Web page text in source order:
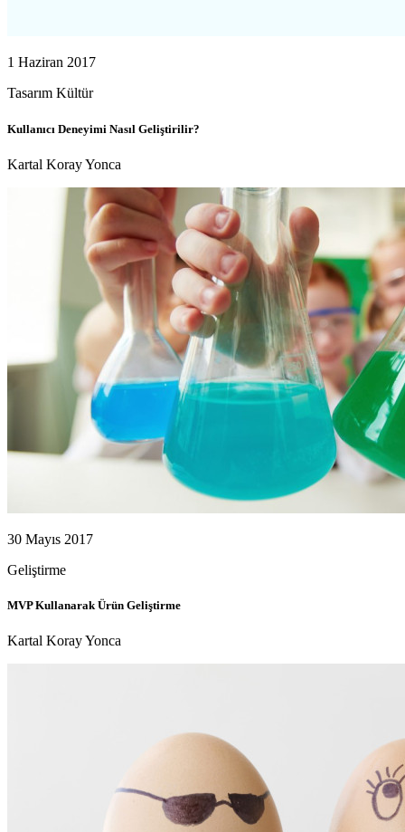
1 Haziran 2017
Tasarım Kültür
Kullanıcı Deneyimi Nasıl Geliştirilir?
Kartal Koray Yonca
30 Mayıs 2017
Geliştirme
MVP Kullanarak Ürün Geliştirme
Kartal Koray Yonca